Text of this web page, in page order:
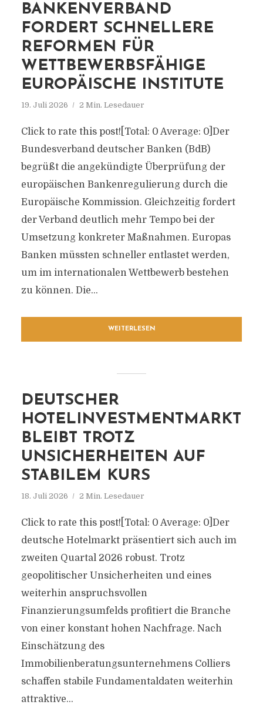
BANKENVERBAND
FORDERT SCHNELLERE
REFORMEN FÜR
WETTBEWERBSFÄHIGE
EUROPÄISCHE INSTITUTE
19. Juli 2026 2 Min. Lesedauer
Click to rate this post![Total: 0 Average: 0]Der
Bundesverband deutscher Banken (BdB)
begrüßt die angekündigte Überprüfung der
europäischen Bankenregulierung durch die
Europäische Kommission. Gleichzeitig fordert
der Verband deutlich mehr Tempo bei der
Umsetzung konkreter Maßnahmen. Europas
Banken müssten schneller entlastet werden,
um im internationalen Wettbewerb bestehen
zu können. Die...
WEITERLESEN
DEUTSCHER
HOTELINVESTMENTMARKT
BLEIBT TROTZ
UNSICHERHEITEN AUF
STABILEM KURS
18. Juli 2026 2 Min. Lesedauer
Click to rate this post![Total: 0 Average: 0]Der
deutsche Hotelmarkt präsentiert sich auch im
zweiten Quartal 2026 robust. Trotz
geopolitischer Unsicherheiten und eines
weiterhin anspruchsvollen
Finanzierungsumfelds profitiert die Branche
von einer konstant hohen Nachfrage. Nach
Einschätzung des
Immobilienberatungsunternehmens Colliers
schaffen stabile Fundamentaldaten weiterhin
attraktive...